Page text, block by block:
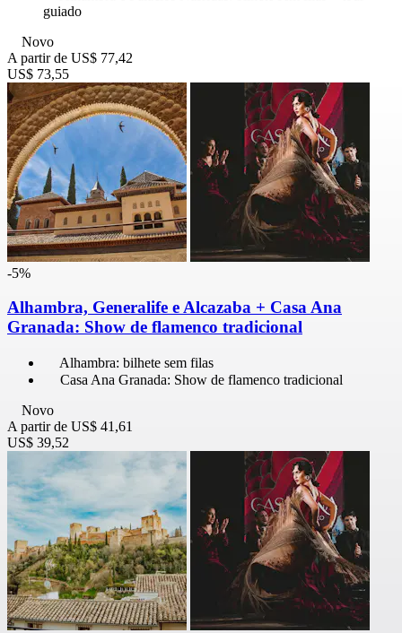
guiado
Novo
A partir de US$ 77,42
US$ 73,55
-5%
Alhambra, Generalife e Alcazaba + Casa Ana
Granada: Show de flamenco tradicional
Alhambra: bilhete sem filas
Casa Ana Granada: Show de flamenco tradicional
Novo
A partir de US$ 41,61
US$ 39,52